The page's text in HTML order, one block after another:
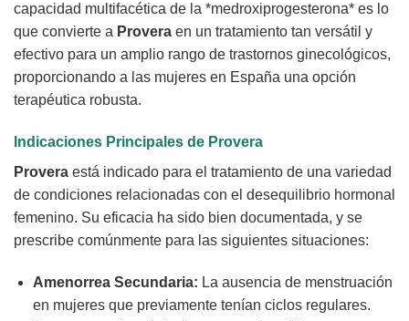
capacidad multifacética de la *medroxiprogesterona* es lo
que convierte a Provera en un tratamiento tan versátil y
efectivo para un amplio rango de trastornos ginecológicos,
proporcionando a las mujeres en España una opción
terapéutica robusta.
Indicaciones Principales de Provera
Provera está indicado para el tratamiento de una variedad
de condiciones relacionadas con el desequilibrio hormonal
femenino. Su eficacia ha sido bien documentada, y se
prescribe comúnmente para las siguientes situaciones:
Amenorrea Secundaria: La ausencia de menstruación
en mujeres que previamente tenían ciclos regulares.